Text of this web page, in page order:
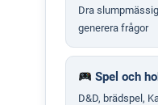
Dra
generera frågor
Spel och
D&D, brädspel,